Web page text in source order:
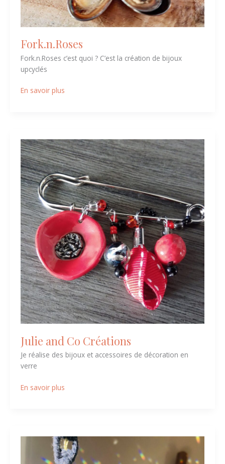
Fork.n.Roses
Fork.n.Roses c’est quoi ? C’est la création de bijoux
upcyclés
En savoir plus
Julie and Co Créations
Je réalise des bijoux et accessoires de décoration en
verre
Julie
and
Co
Créations
En savoir plus
Pachamama